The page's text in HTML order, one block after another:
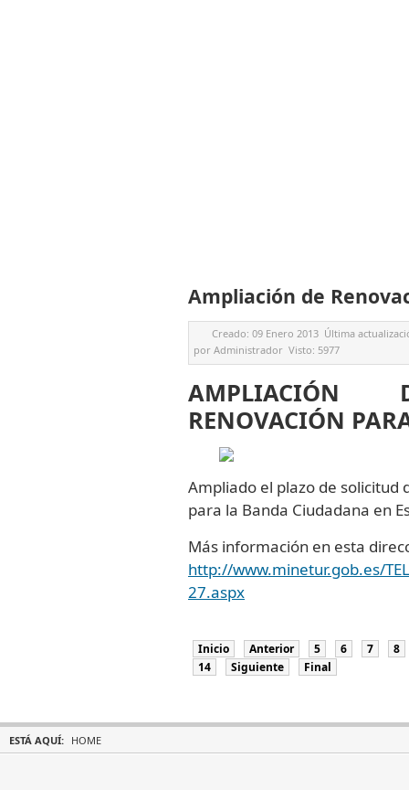
Ampliación de
Creado: 09 Enero 2013 Última
por Administrador Visto: 5977
RENOVACIÓN
Ampliado el plazo de solicitud
para la Banda Ciudadana en
Más información en esta
http://www.minetur.gob.es/
27.aspx
Inicio Anterior 5 6 7
8
14
Siguiente Final
ESTÁ AQUÍ: HOME